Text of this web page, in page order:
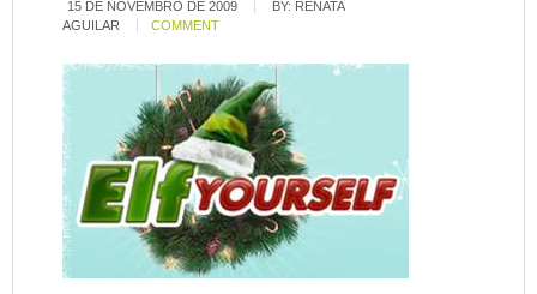
15 DE NOVEMBRO DE 2009 BY: RENATA
AGUILAR
COMMENT